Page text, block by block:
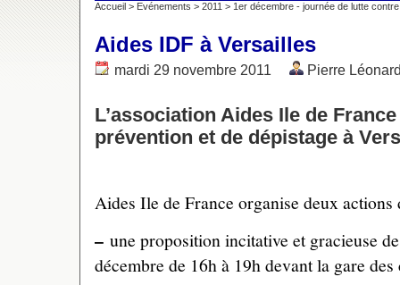
Accueil > Evénements > 2011 > 1er décembre - journée de lutte
Aides IDF à Versailles
mardi 29 novembre 2011 Pierre
L’association Aides Ile de
prévention et de dépistage à
Aides Ile de France organise deux actions
– une proposition incitative et gracieuse
décembre de 16h à 19h devant la gare des